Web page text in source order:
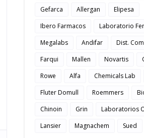
Gefarca
Allergan
Elipesa
Ibero Farmacos
Laboratorio
Megalabs
Andifar
Dist.
Farqui
Mallen Novartis
Rowe
Alfa Chemicals Lab
Fluter Domull
Roemmers
Chinoin
Grin
Laboratorios
Lansier
Magnachem Sued